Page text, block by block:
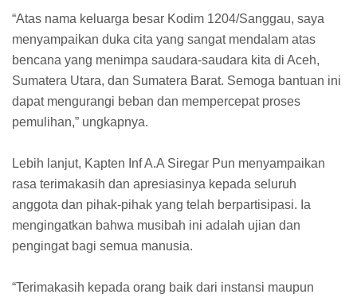
“Atas nama keluarga besar Kodim 1204/Sanggau, saya
menyampaikan duka cita yang sangat mendalam atas
bencana yang menimpa saudara-saudara kita di Aceh,
Sumatera Utara, dan Sumatera Barat. Semoga bantuan ini
dapat mengurangi beban dan mempercepat proses
pemulihan,” ungkapnya.
Lebih lanjut, Kapten Inf A.A Siregar Pun menyampaikan
rasa terimakasih dan apresiasinya kepada seluruh
anggota dan pihak-pihak yang telah berpartisipasi. Ia
mengingatkan bahwa musibah ini adalah ujian dan
pengingat bagi semua manusia.
“Terimakasih kepada orang baik dari instansi maupun